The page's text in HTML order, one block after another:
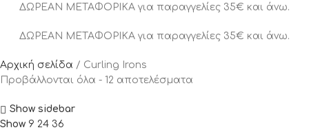
ΔΩΡΕΑΝ ΜΕΤΑΦΟΡΙΚΑ για παραγγελίες 35€ και άνω.
ΔΩΡΕΑΝ ΜΕΤΑΦΟΡΙΚΑ για παραγγελίες 35€ και άνω.
Αρχική σελίδα
Curling Irons
Προβάλλονται όλα - 12 αποτελέσματα
Show sidebar
Show 9 24 36